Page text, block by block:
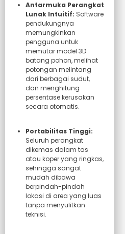
Antarmuka Perangkat
Lunak Intuitif: Software
pendukungnya
memungkinkan
pengguna untuk
memutar model 3D
batang pohon, melihat
potongan melintang
dari berbagai sudut,
dan menghitung
persentase kerusakan
secara otomatis.
Portabilitas Tinggi:
Seluruh perangkat
dikemas dalam tas
atau koper yang ringkas,
sehingga sangat
mudah dibawa
berpindah-pindah
lokasi di area yang luas
tanpa menyulitkan
teknisi.